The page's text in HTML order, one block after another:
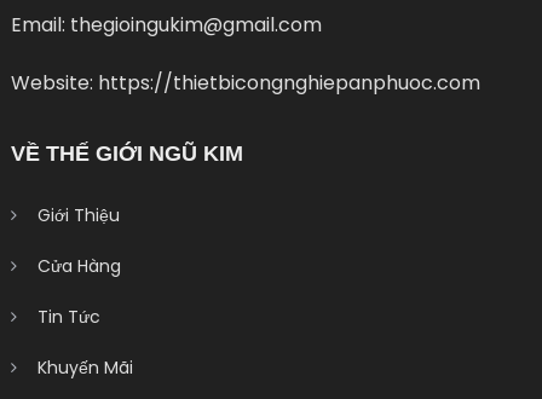
Email: thegioingukim@gmail.com
Website: https://thietbicongnghiepanphuoc.com
VỀ THẾ GIỚI NGŨ KIM
Giới Thiệu
Cửa Hàng
Tin Tức
Khuyến Mãi